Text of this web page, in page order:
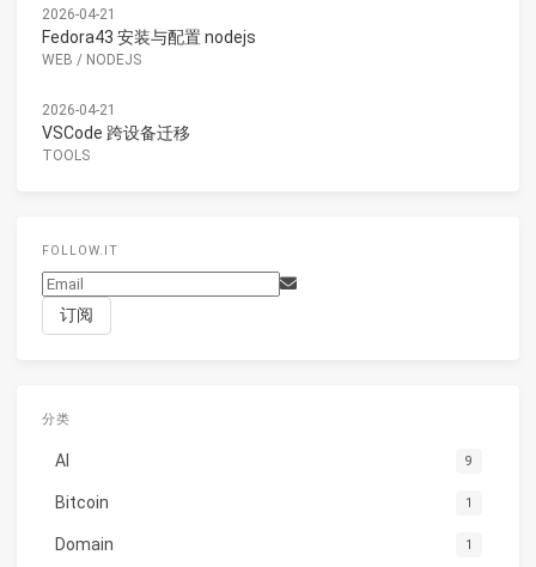
2026-04-21
Fedora43 安装与配置 nodejs
WEB / NODEJS
2026-04-21
VSCode 跨设备迁移
TOOLS
FOLLOW.IT
分类
AI 9
Bitcoin 1
Domain 1